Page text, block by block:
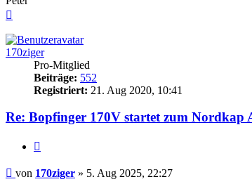
170ziger
Pro-Mitglied
Beiträge: 552
Registriert: 21. Aug 2020, 10:41
Re: Bopfinger 170V startet zum Nordkap
Beitrag
von 170ziger » 5. Aug 2025, 22:27